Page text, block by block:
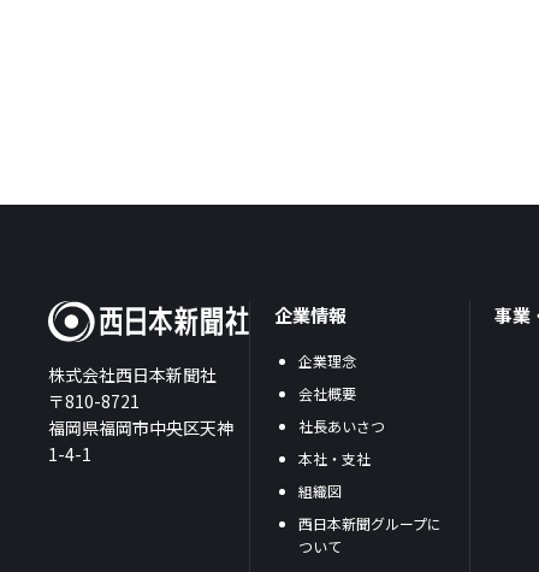
株式会社西日本新聞社
〒810-8721
福岡県福岡市中央区天神
1-4-1
企業情報
企業理念
会社概要
社長あいさつ
本社・支社
組織図
西日本新聞グループに
ついて
事業